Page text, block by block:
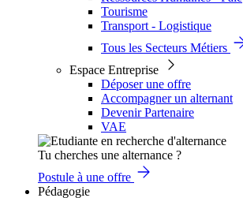
Tourisme
Transport - Logistique
Tous les Secteurs Métiers
Espace Entreprise
Déposer une offre
Accompagner un alternant
Devenir Partenaire
VAE
Tu cherches une alternance ?
Postule à une offre
Pédagogie